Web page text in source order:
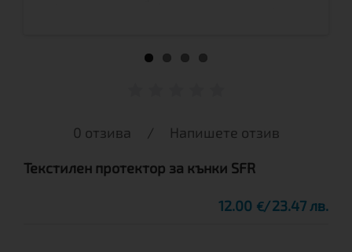
0 отзива / Напишете отзив
Текстилен протектор за кънки SFR
12.00 € 23.47 лв.